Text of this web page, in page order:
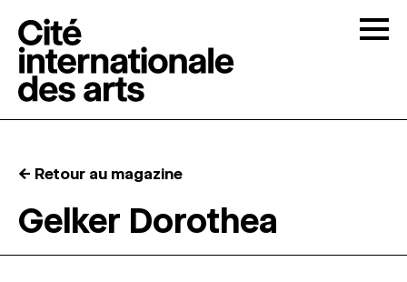
RÉSIDENCES ↓
← Retour au magazine
Gelker Dorothea